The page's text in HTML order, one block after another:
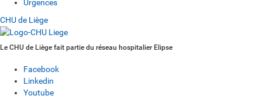
Urgences
CHU de Liège
Le CHU de Liège fait partie du réseau hospitalier Elipse
Facebook
Linkedin
Youtube